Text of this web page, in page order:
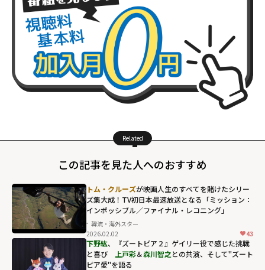
Related
この記事を見た人へのおすすめ
トム・クルーズが映画人生のすべてを賭けたシリー
ズ集大成！TV初日本最速放送となる「ミッション：
インポッシブル／ファイナル・レコニング」
韓流・海外スター
2026.02.02
43
下野紘、『ズートピア２』ゲイリー役で感じた挑戦
と喜び
上戸彩＆森川智之との共演、そして"ズート
ピア愛"を語る